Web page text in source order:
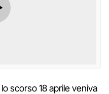
lo scorso 18 aprile veniva